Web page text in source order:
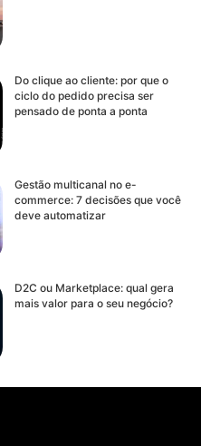
Do clique ao cliente: por que o
ciclo do pedido precisa ser
pensado de ponta a ponta
Gestão multicanal no e-
commerce: 7 decisões que você
deve automatizar
D2C ou Marketplace: qual gera
mais valor para o seu negócio?